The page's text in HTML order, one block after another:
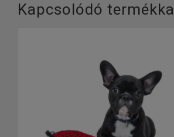
Kapcsolódó